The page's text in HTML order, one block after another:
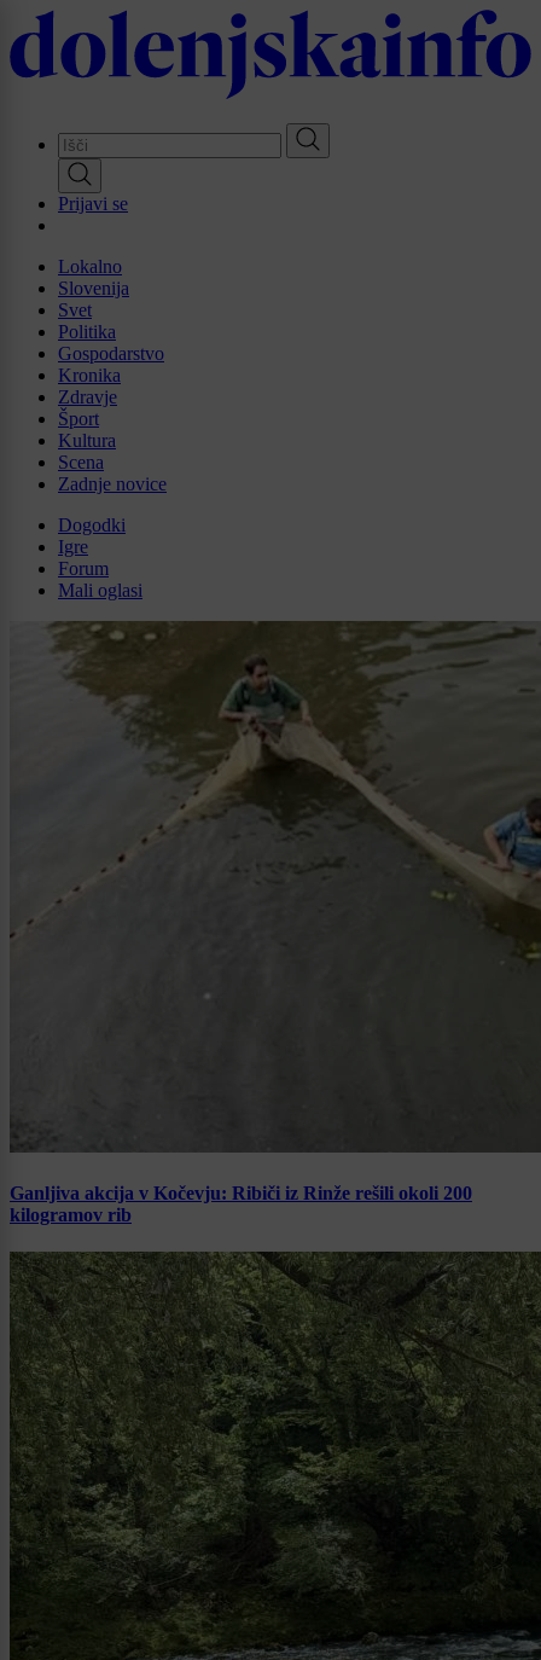
Skip
to
main
Prijavi se
Lokalno
Slovenija
Svet
Politika
Gospodarstvo
Kronika
Zdravje
Šport
Kultura
Scena
Zadnje novice
Dogodki
Igre
Forum
Mali oglasi
Ganljiva akcija v Kočevju: Ribiči iz Rinže rešili okoli 200
kilogramov rib